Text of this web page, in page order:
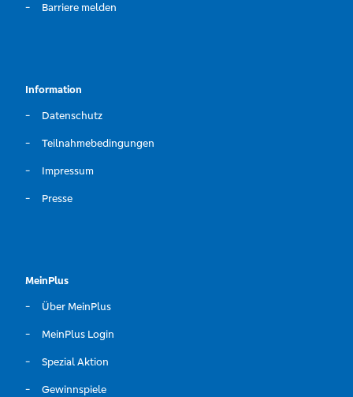
Barriere melden
Information
Datenschutz
Teilnahmebedingungen
Impressum
Presse
MeinPlus
Über MeinPlus
MeinPlus Login
Spezial Aktion
Gewinnspiele